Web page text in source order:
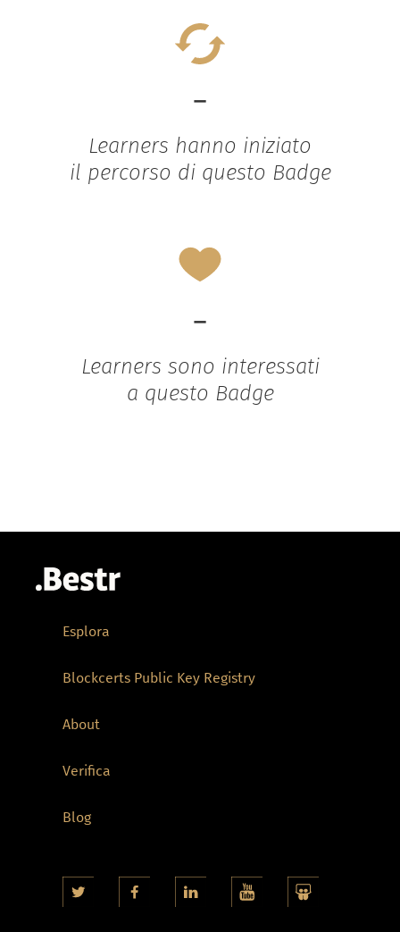
-
Learners hanno iniziato
il percorso di questo Badge
-
Learners sono interessati
a questo Badge
Esplora
Blockcerts Public Key Registry
About
Verifica
Blog